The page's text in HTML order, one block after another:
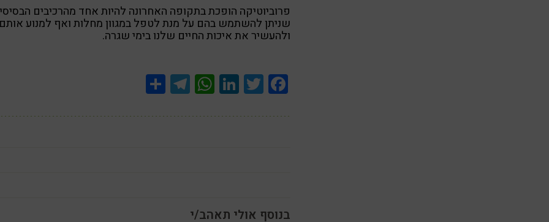
פרוביוטיקה הופכת בתקופה האחרונה להיות אחד מהרכיבים
שניתן להשתמש בהם על מנת לטפל במגוון מחלות ואף למנוע אותם
ולהעשיר את איכות החיים שלנו בימי שגרה.
Facebook
Twitter
LinkedIn
WhatsApp
Telegram
בנוסף אולי תאהב/י